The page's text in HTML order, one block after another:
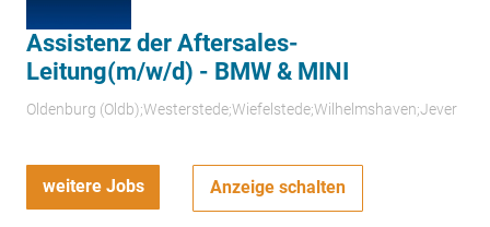
Assistenz der Aftersales-
Leitung(m/w/d) - BMW & MINI
Oldenburg (Oldb);Westerstede;Wiefelstede;Wilhelmshaven;Jever
weitere Jobs Anzeige schalten